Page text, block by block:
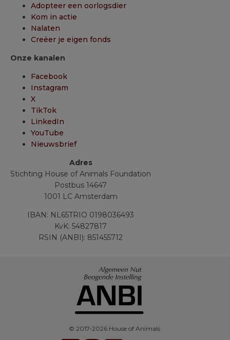
Adopteer een oorlogsdier
Kom in actie
Nalaten
Creëer je eigen fonds
Onze kanalen
Facebook
Instagram
X
TikTok
LinkedIn
YouTube
Nieuwsbrief
Adres
Stichting House of Animals Foundation
Postbus 14647
1001 LC Amsterdam
IBAN: NL65TRIO 0198036493
KvK: 54827817
RSIN (ANBI): 851455712
© 2017-2026 House of Animals